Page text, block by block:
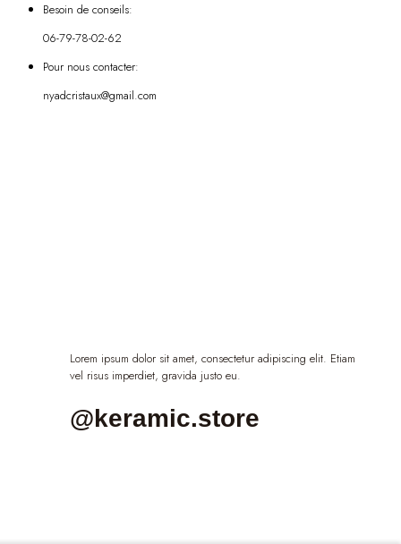
Besoin de conseils:
06-79-78-02-62
Pour nous contacter:
nyadcristaux@gmail.com
Lorem ipsum dolor sit amet, consectetur adipiscing elit. Etiam
vel risus imperdiet, gravida justo eu.
@keramic.store